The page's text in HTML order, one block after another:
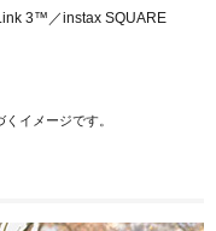
3™／instax SQUARE
イメージです。